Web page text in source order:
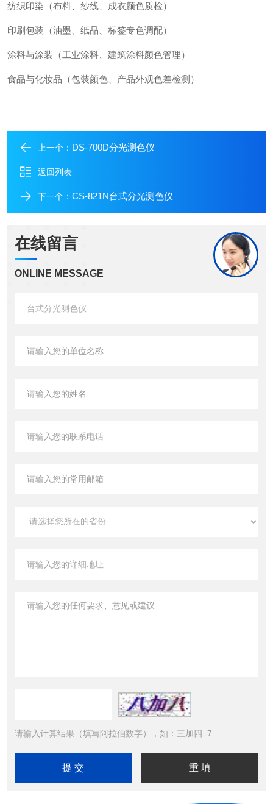
纺织印染（布料、纱线、成衣颜色质检）
印刷包装（油墨、纸品、标签专色调配）
涂料与涂装（工业涂料、建筑涂料颜色管理）
食品与化妆品（包装颜色、产品外观色差检测）
上一个： DS-700D分光测色仪
返回列表
下一个： CS-821N台式分光测色仪
在线留言
ONLINE MESSAGE
请输入计算结果（填写阿拉伯数字），如：三加四=7